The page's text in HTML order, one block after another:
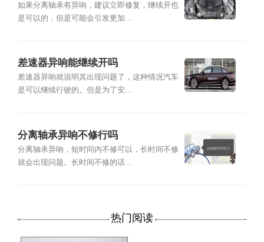
如果分离轴承有异响，建议立即修复，继续开也
是可以的，但是可能会引发更加...
差速器异响能继续开吗
差速器异响就说明其出现问题了，这种情况汽车
是可以继续行驶的。但是为了安...
分离轴承异响不修行吗
分离轴承异响，短时间内不修可以，长时间不修
就会出现问题。长时间不修的话...
热门阅读